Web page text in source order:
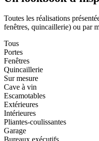
Toutes les réalisations
fenêtres, quincaillerie) ou par
Tous
Portes
Fenêtres
Quincaillerie
Sur mesure
Cave à vin
Escamotables
Extérieures
Intérieures
Pliantes-coulissantes
Garage